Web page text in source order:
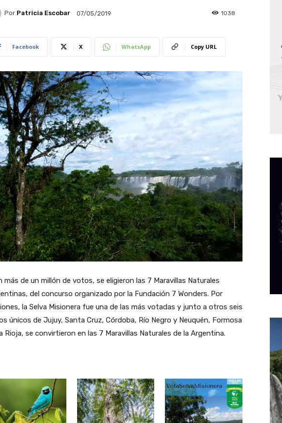
Por Patricia Escobar 07/05/2019 1038
Facebook X WhatsApp Copy URL
más de un millón de votos, se eligieron las 7 Maravillas Naturales
del concurso organizado por la Fundación 7 Wonders. Por
la Selva Misionera fue una de las más votadas y junto a otros seis
únicos de Jujuy, Santa Cruz, Córdoba, Río Negro y Neuquén, Formosa
Rioja, se convirtieron en las 7 Maravillas Naturales de la Argentina.